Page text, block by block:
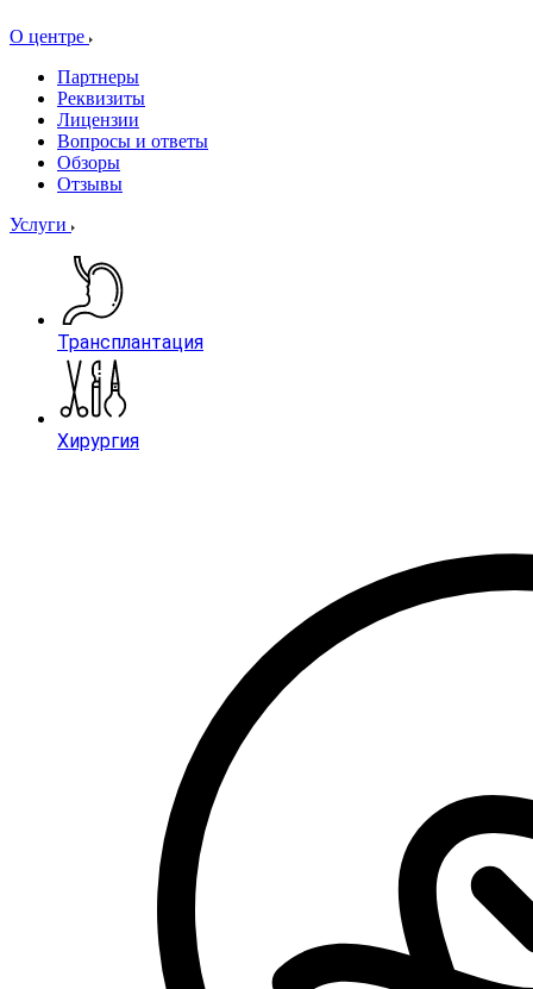
О центре
Партнеры
Реквизиты
Лицензии
Вопросы и ответы
Обзоры
Отзывы
Услуги
Трансплантация
Хирургия